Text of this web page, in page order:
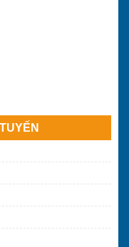
tuyển lớp 10 công